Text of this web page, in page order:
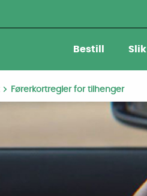
Bestill
Førerkortregler for tilhenger